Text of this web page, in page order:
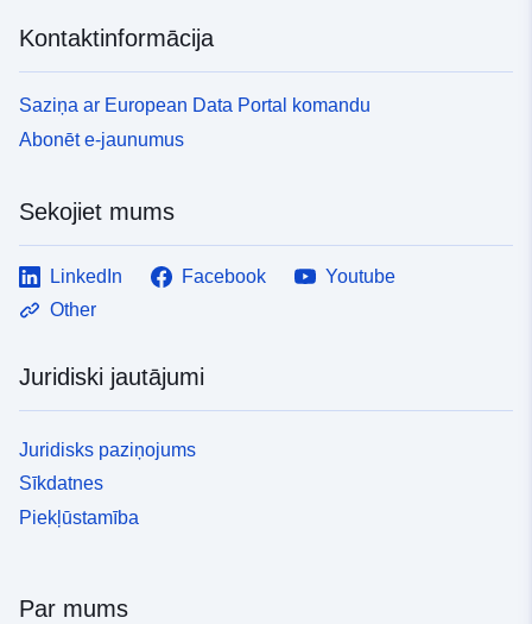
Kontaktinformācija
Saziņa ar European Data Portal komandu
Abonēt e-jaunumus
Sekojiet mums
LinkedIn Facebook
Youtube
Other
Juridiski jautājumi
Juridisks paziņojums
Sīkdatnes
Piekļūstamība
Par mums